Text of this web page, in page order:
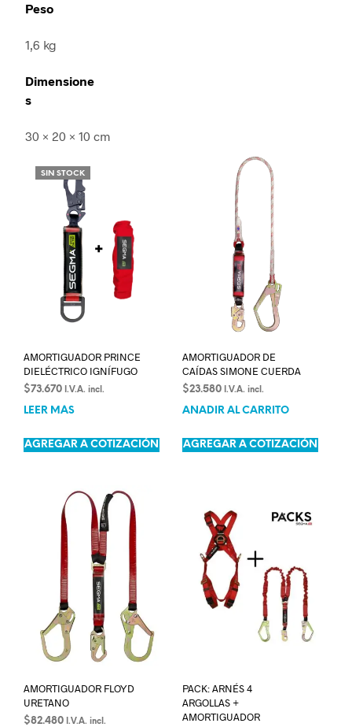
Peso
1,6 kg
Dimensione
s
30 × 20 × 10 cm
SIN STOCK
AMORTIGUADOR PRINCE
DIELÉCTRICO IGNÍFUGO
$73.670 I.V.A. incl.
LEER MÁS
AGREGAR A COTIZACIÓN
AMORTIGUADOR DE
CAÍDAS SIMONE CUERDA
$23.580 I.V.A. incl.
AÑADIR AL CARRITO
AGREGAR A COTIZACIÓN
AMORTIGUADOR FLOYD
URETANO
$82.480 I.V.A. incl.
PACK: ARNÉS 4
ARGOLLAS +
AMORTIGUADOR